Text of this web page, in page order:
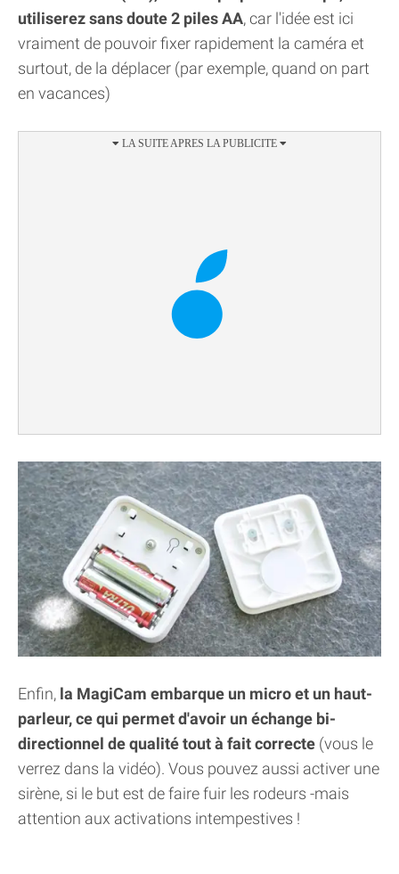
utiliserez sans doute 2 piles AA, car l'idée est ici
vraiment de pouvoir fixer rapidement la caméra et
surtout, de la déplacer (par exemple, quand on part
en vacances)
Enfin, la MagiCam embarque un micro et un haut-
parleur, ce qui permet d'avoir un échange bi-
directionnel de qualité tout à fait correcte (vous le
verrez dans la vidéo). Vous pouvez aussi activer une
sirène, si le but est de faire fuir les rodeurs -mais
attention aux activations intempestives !